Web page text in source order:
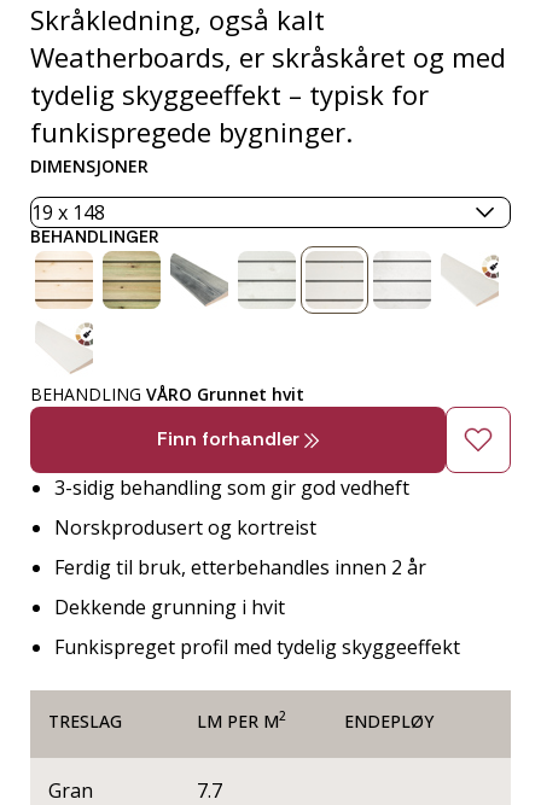
Skråkledning, også kalt
Weatherboards, er skråskåret og med
tydelig skyggeeffekt – typisk for
funkispregede bygninger.
DIMENSJONER
BEHANDLINGER
BEHANDLING VÅRO Grunnet hvit
Finn forhandler
3-sidig behandling som gir god vedheft
Norskprodusert og kortreist
Ferdig til bruk, etterbehandles innen 2 år
Dekkende grunning i hvit
Funkispreget profil med tydelig skyggeeffekt
TRESLAG LM PER M2 ENDEPLØY
Gran 7.7